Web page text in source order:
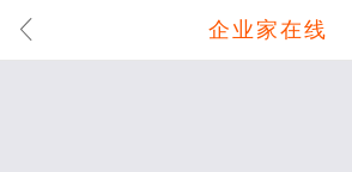
企业家在线